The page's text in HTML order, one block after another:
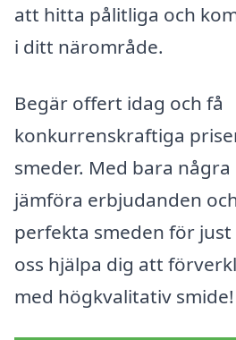
att hitta pålitliga och
i ditt närområde.
Begär offert idag och få
konkurrenskraftiga
smeder. Med bara några
jämföra erbjudanden
perfekta smeden för
oss hjälpa dig att
med högkvalitativ smide!